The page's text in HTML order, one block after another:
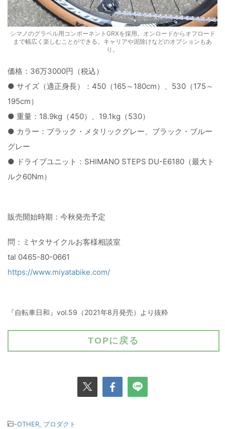
シマノのグラベル用コンポーネントGRXを採用。オンロードからオフロード
まで幅広く楽しむことができる。キャリアや泥除けなどのオプションもあ
り。
価格：36万3000円（税込）
● サイズ（適正身長）：450（165～180cm）、530（175～
195cm）
● 重量：18.9kg（450）、19.1kg（530）
● カラー：ブラック・メタリックグレー、ブラック・ブルー
グレー
● ドライブユニット：SHIMANO STEPS DU-E6180（最大ト
ルク60Nm）
販売開始時期：今秋発売予定
問：ミヤタサイクルお客様相談室
tal 0465-80-0661
https://www.miyatabike.com/
『自転車日和』vol.59（2021年8月発売）より抜粋
TOPに戻る
-OTHER, プロダクト